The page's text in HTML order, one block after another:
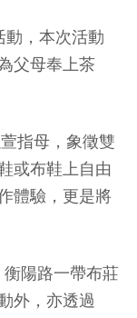
動，本次活動
父母奉上茶
指母，象徵雙
或布鞋上自由
體驗，更是將
陽路一帶布莊
外，亦透過